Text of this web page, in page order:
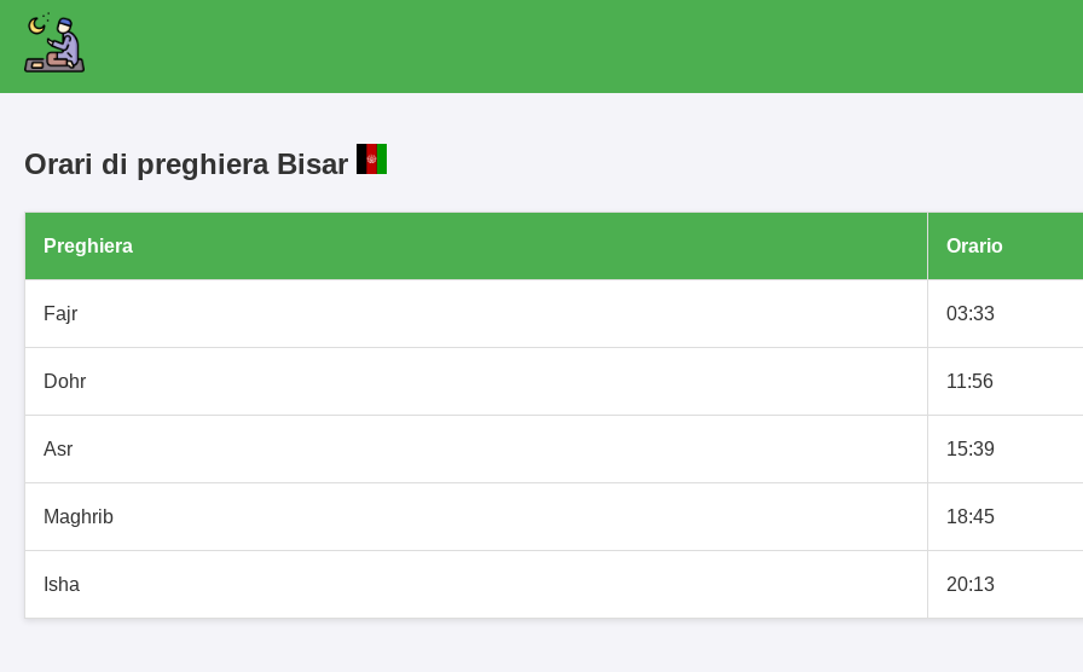
Orari di preghiera Bisar
Preghiera Orario
Fajr 03:33
Dohr 11:56
Asr 15:39
Maghrib 18:45
Isha 20:13